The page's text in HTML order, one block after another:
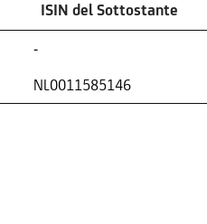
ISIN del Sottostante
-
NL0011585146